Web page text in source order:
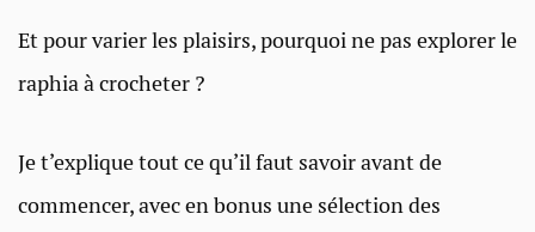
Et pour varier les plaisirs, pourquoi ne pas explorer le
raphia à crocheter ?
Je t’explique tout ce qu’il faut savoir avant de
commencer, avec en bonus une sélection des